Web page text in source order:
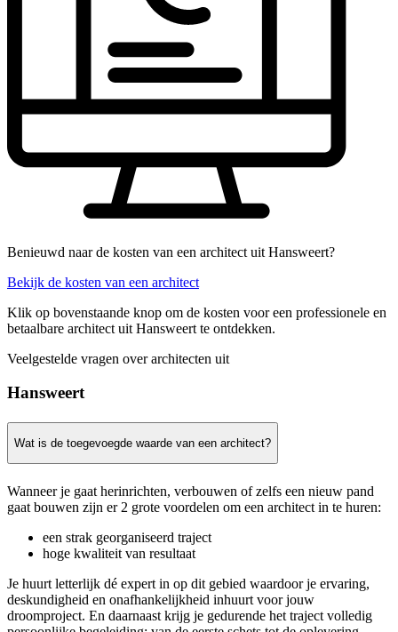
Benieuwd naar de kosten van een architect uit Hansweert?
Bekijk de kosten van een architect
Klik op bovenstaande knop om de kosten voor een professionele en
betaalbare architect uit Hansweert te ontdekken.
Veelgestelde vragen over architecten uit
Hansweert
Wat is de toegevoegde waarde van een architect?
Wanneer je gaat herinrichten, verbouwen of zelfs een nieuw pand
gaat bouwen zijn er 2 grote voordelen om een architect in te huren:
een strak georganiseerd traject
hoge kwaliteit van resultaat
Je huurt letterlijk dé expert in op dit gebied waardoor je ervaring,
deskundigheid en onafhankelijkheid inhuurt voor jouw
droomproject. En daarnaast krijg je gedurende het traject volledig